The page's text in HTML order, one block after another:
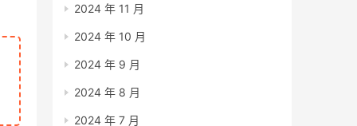
2024 年 11 月
2024 年 10 月
2024 年 9 月
2024 年 8 月
2024 年 7 月